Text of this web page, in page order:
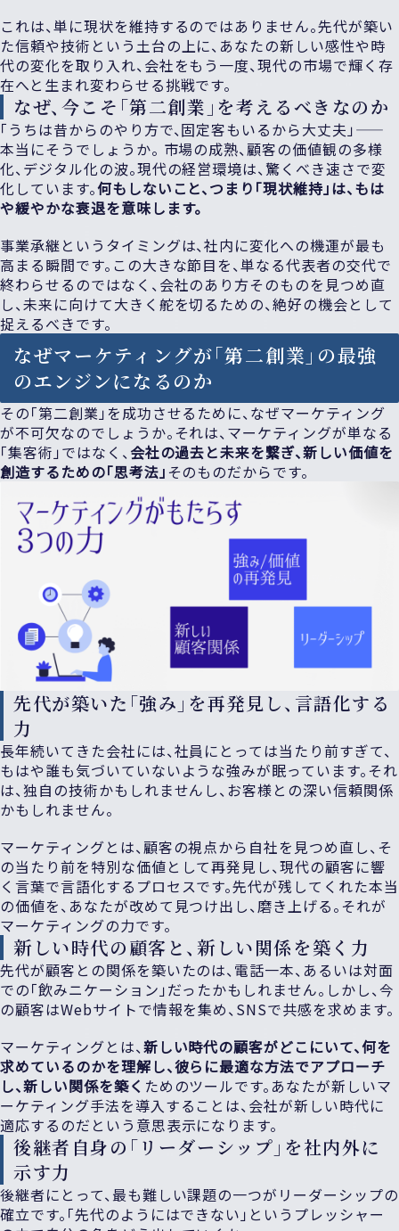
これは、単に現状を維持するのではありません。先代が築い
た信頼や技術という土台の上に、あなたの新しい感性や時
代の変化を取り入れ、会社をもう一度、現代の市場で輝く存
在へと生まれ変わらせる挑戦です。
なぜ、今こそ「第二創業」を考えるべきなのか
「うちは昔からのやり方で、固定客もいるから大丈夫」——
本当にそうでしょうか。 市場の成熟、顧客の価値観の多様
化、デジタル化の波。現代の経営環境は、驚くべき速さで変
化しています。何もしないこと、つまり「現状維持」は、もは
や緩やかな衰退を意味します。
事業承継というタイミングは、社内に変化への機運が最も
高まる瞬間です。この大きな節目を、単なる代表者の交代で
終わらせるのではなく、会社のあり方そのものを見つめ直
し、未来に向けて大きく舵を切るための、絶好の機会として
捉えるべきです。
なぜマーケティングが「第二創業」の最強
のエンジンになるのか
その「第二創業」を成功させるために、なぜマーケティング
が不可欠なのでしょうか。それは、マーケティングが単なる
「集客術」ではなく、 会社の過去と未来を繋ぎ、新しい価値を
創造するための「思考法」 そのものだからです。
先代が築いた「強み」を再発見し、言語化する
力
長年続いてきた会社には、社員にとっては当たり前すぎて、
もはや誰も気づいていないような強みが眠っています。それ
は、独自の技術かもしれませんし、お客様との深い信頼関係
かもしれません。
マーケティングとは、顧客の視点から自社を見つめ直し、そ
の当たり前を特別な価値として再発見し、現代の顧客に響
く言葉で言語化するプロセスです。先代が残してくれた本当
の価値を、あなたが改めて見つけ出し、磨き上げる。それが
マーケティングの力です。
新しい時代の顧客と、新しい関係を築く力
先代が顧客との関係を築いたのは、電話一本、あるいは対面
での「飲みニケーション」だったかもしれません。しかし、今
の顧客はWebサイトで情報を集め、SNSで共感を求めます。
マーケティングとは、新しい時代の顧客がどこにいて、何を
求めているのかを理解し、彼らに最適な方法でアプローチ
し、新しい関係を築く ためのツールです。あなたが新しいマ
ーケティング手法を導入することは、会社が新しい時代に
適応するのだという意思表示になります。
後継者自身の「リーダーシップ」を社内外に
示す力
後継者にとって、最も難しい課題の一つがリーダーシップの
確立です。「先代のようにはできない」というプレッシャー